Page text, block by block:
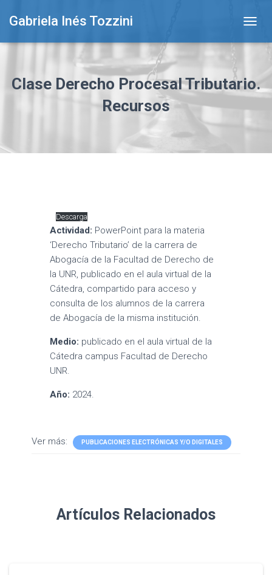
Gabriela Inés Tozzini
O
E
A
Clase Derecho Procesal Tributario.
Recursos
Descarga
Actividad: PowerPoint para la materia
‘Derecho Tributario’ de la carrera de
Abogacía de la Facultad de Derecho de
la UNR, publicado en el aula virtual de la
Cátedra, compartido para acceso y
consulta de los alumnos de la carrera
de Abogacía de la misma institución.
Medio: publicado en el aula virtual de la
Cátedra campus Facultad de Derecho
UNR.
Año: 2024.
Ver más: PUBLICACIONES ELECTRÓNICAS Y/O DIGITALES
Artículos Relacionados